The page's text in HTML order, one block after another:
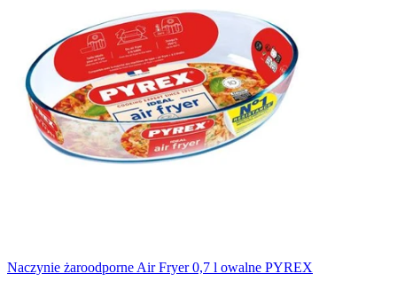
Naczynie żaroodporne Air Fryer 0,7 l owalne PYREX